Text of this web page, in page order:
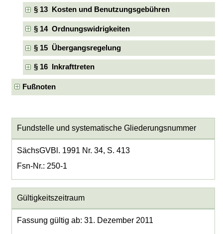
§ 13 Kosten und Benutzungsgebühren
§ 14 Ordnungswidrigkeiten
§ 15 Übergangsregelung
§ 16 Inkrafttreten
Fußnoten
Fundstelle und systematische Gliederungsnummer
SächsGVBl. 1991 Nr. 34, S. 413
Fsn-Nr.: 250-1
Gültigkeitszeitraum
Fassung gültig ab: 31. Dezember 2011